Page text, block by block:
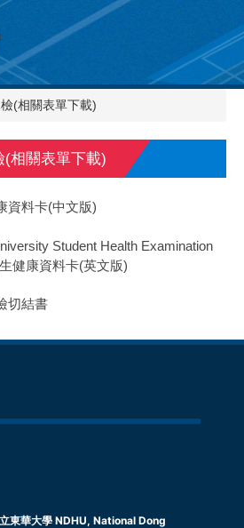
(相關表單下載)
(相關表單下載)
資料卡(中文版)
Student Health Examination
健康資料卡(英文版)
切結書
東華大學 NDHU, National Dong